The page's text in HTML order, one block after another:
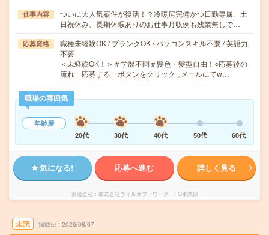
仕事内容
ついに大人気案件が復活！？冷暖房完備かつ日勤専属、土
日祝休み、長期休暇ありのお仕事月収例も残業無しで…
応募資格
職種未経験OK / ブランクOK / パソコンスキル不要 / 英語力
不要
＜未経験OK！＞＃学歴不問＃髪色・髪型自由！○応募後の
流れ「応募する」ボタンをクリック↓メールにてw…
職場の雰囲気
年齢層
20代
30代 40代 50代 60代
気になる! 応募へ進む 詳しく見る
派遣会社 株式会社ウィルオブ・ワーク FO事業部
未読 掲載日 2026/08/07